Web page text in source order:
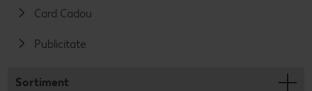
Card Cadou
Publicitate
Sortiment